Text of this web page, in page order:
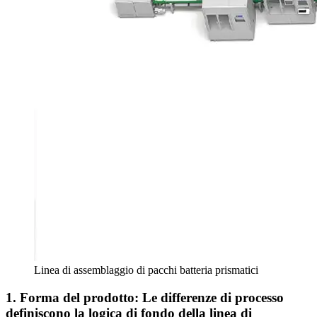
Linea di assemblaggio di pacchi batteria prismatici
1. Forma del prodotto: Le differenze di processo
definiscono la logica di fondo della linea di